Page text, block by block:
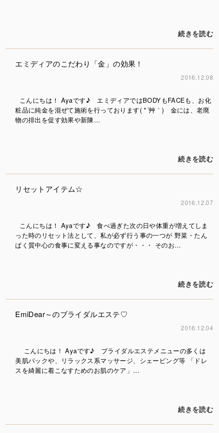
続きを読む
エミディアのこだわり「金」の効果！
2016.12.08
こんにちは！ Ayaです♪ エミディアではBODYもFACEも、お化
粧品に純金を混ぜて施術を行っております( *´艸｀) 金には、老廃
物の排出を促す効果や新陳…
続きを読む
リセットアイテム☆
2016.12.07
こんにちは！ Ayaです♪ 食べ過ぎた次の日や体重が増えてしま
った時のリセット法として、私が必ず行う事の一つが 野菜・たん
ぱく質中心の食事に変える事なのですが・・・ そのお…
続きを読む
EmiDear～のブライダルエステ♡
2016.12.04
こんにちは！ Ayaです♪ ブライダルエステメニューの多くは
美肌パックや、リラックス系マッサージ、シェービング等 「ドレ
スを綺麗に着こなすためのお肌のケア」…
続きを読む